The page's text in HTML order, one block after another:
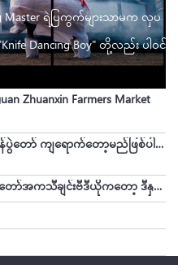
Master ရဲ့ပြကွက်များသာမက လှပ
Dancing Boy" တို့လည်း ပါဝင်
Zhuanxin Farmers Market
ယခုနှစ် ဂန်းမာ သင်္ကြန်ပွဲတော် ကျရောက်တော့မည်ဖြစ်ပါသည်။ ဓါတ်ပုံလှလှလေးတွေကို အတူတူခံစားကြည့်ရအောင်။
"Oh Dika Oh Dika..." ဂန်းမာသင်္ကြန်ပွဲတော်အကသီချင်းဗီဒီယိုကတော့ ဒီနှစ်မှာ အားလုံးစောင့်မျှော်နေကြတဲ့ သီချင်းလေး ထွက်ရှိလာပြီဖြစ်ပါသည်။